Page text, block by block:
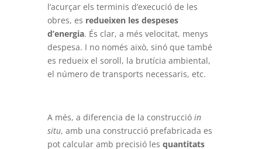
l’acurçar els terminis d’execució de les
obres, es redueixen les despeses
d’energia. És clar, a més velocitat, menys
despesa. I no només això, sinó que també
es redueix el soroll, la brutícia ambiental,
el número de transports necessaris, etc.
A més, a diferencia de la construcció in
situ, amb una construcció prefabricada es
pot calcular amb precisió les quantitats